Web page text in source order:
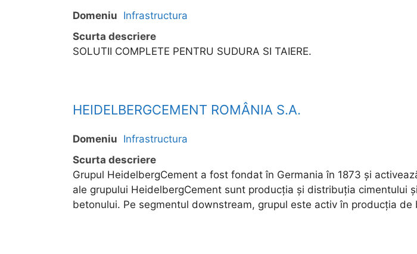
Domeniu Infrastructura
Scurta descriere
SOLUTII COMPLETE PENTRU SUDURA SI TAIERE.
HEIDELBERGCEMENT ROMÂNIA S.A.
Domeniu Infrastructura
Scurta descriere
Grupul HeidelbergCement a fost fondat în Germania în 1873 și
ale grupului HeidelbergCement sunt producția și distribuția cimentului
betonului. Pe segmentul downstream, grupul este activ în producția